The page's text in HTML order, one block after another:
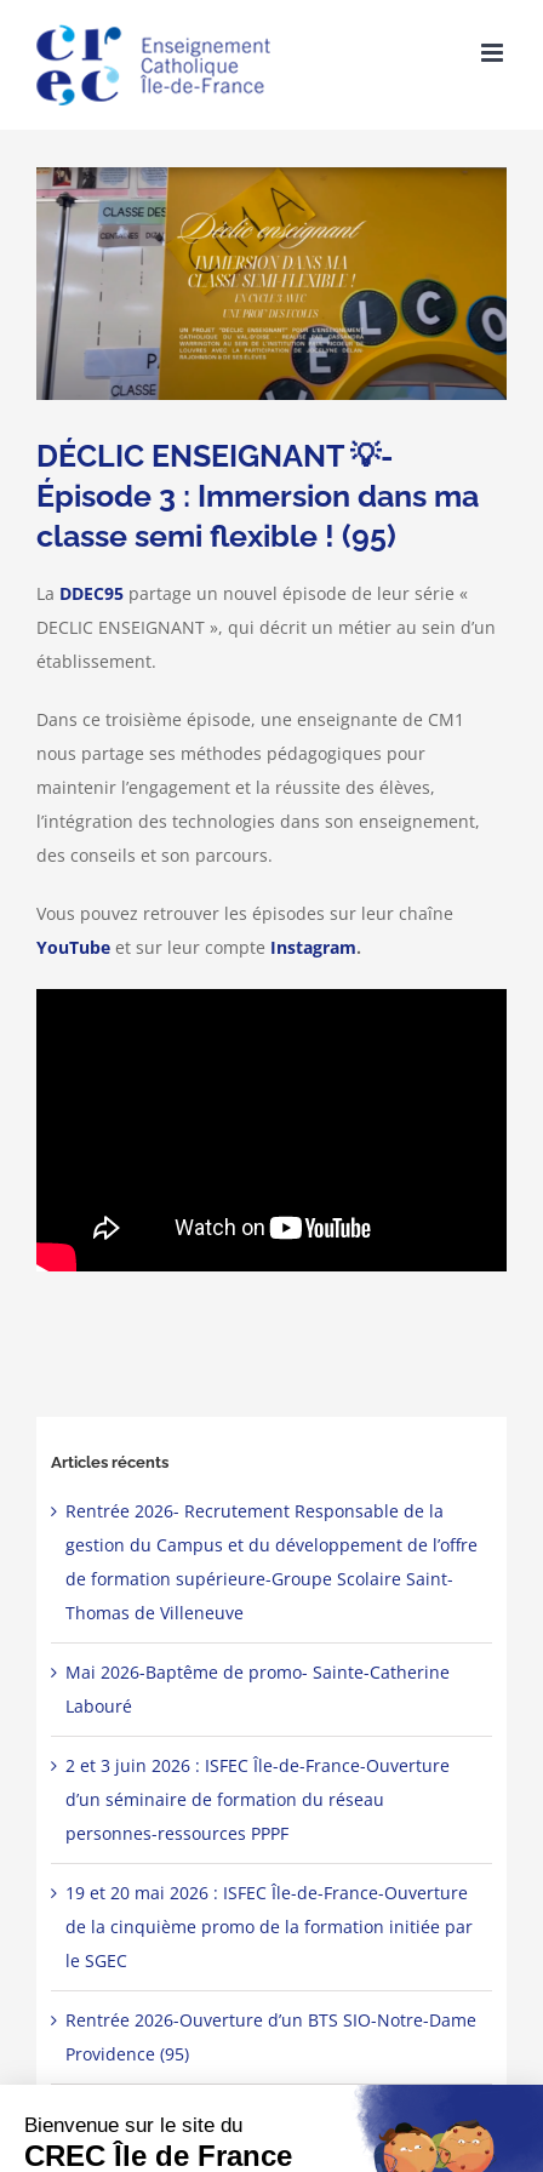
content
DÉCLIC ENSEIGNANT 💡-
Épisode 3 : Immersion dans ma
classe semi flexible ! (95)
La DDEC95partage un nouvel épisode de leur série «
DECLIC ENSEIGNANT », qui décrit un métier au sein d’un
établissement.
Dans ce troisième épisode, une enseignante de CM1
nous partage ses méthodes pédagogiques pour
maintenir l’engagement et la réussite des élèves,
l’intégration des technologies dans son enseignement,
des conseils et son parcours.
Vous pouvez retrouver les épisodes sur leur chaîne
YouTubeet sur leur compte Instagram.
Articles récents
Rentrée 2026- Recrutement Responsable de la
gestion du Campus et du développement de l’offre
de formation supérieure-Groupe Scolaire Saint-
Thomas de Villeneuve
Mai 2026-Baptême de promo- Sainte-Catherine
Labouré
2 et 3 juin 2026 : ISFEC Île-de-France-Ouverture
d’un séminaire de formation du réseau
personnes-ressources PPPF
19 et 20 mai 2026 : ISFEC Île-de-France-Ouverture
de la cinquième promo de la formation initiée par
le SGEC
Rentrée 2026-Ouverture d’un BTS SIO-Notre-Dame
Providence (95)